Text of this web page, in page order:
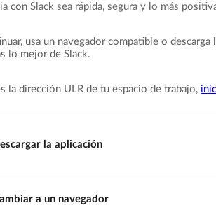
con Slack sea rápida, segura y lo más
usa un navegador compatible o
lo mejor de Slack.
la dirección ULR de tu espacio de trabajo,
la aplicación
a un navegador